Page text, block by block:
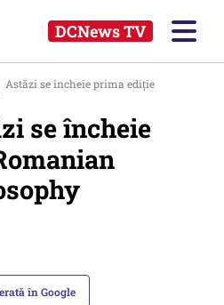
DCNews TV
Astăzi se încheie prima ediție
se încheie
în Google